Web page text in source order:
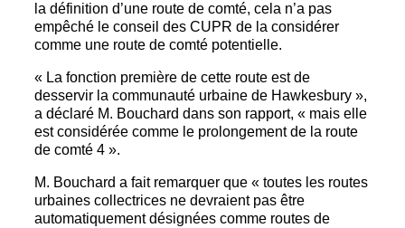
la définition d’une route de comté, cela n’a pas
empêché le conseil des CUPR de la considérer
comme une route de comté potentielle.
« La fonction première de cette route est de
desservir la communauté urbaine de Hawkesbury »,
a déclaré M. Bouchard dans son rapport, « mais elle
est considérée comme le prolongement de la route
de comté 4 ».
M. Bouchard a fait remarquer que « toutes les routes
urbaines collectrices ne devraient pas être
automatiquement désignées comme routes de